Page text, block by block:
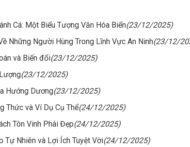
Cá: Một Biểu Tượng Văn Hóa Biển(23/12/2025)
Những Người Hùng Trong Lĩnh Vực An Ninh(23/12/
và Biến đổi(23/12/2025)
(23/12/2025)
Hướng Dương(23/12/2025)
Thức và Ví Dụ Cụ Thể(24/12/2025)
Tôn Vinh Phái Đẹp(24/12/2025)
Tự Nhiên và Lợi Ích Tuyệt Vời(24/12/2025)